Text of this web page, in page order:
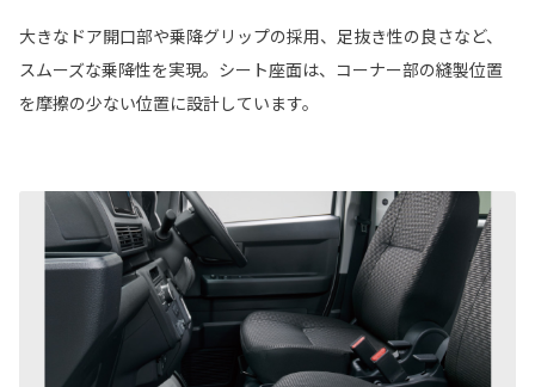
大きなドア開口部や乗降グリップの採用、足抜き性の良さなど、
スムーズな乗降性を実現。シート座面は、コーナー部の縫製位置
を摩擦の少ない位置に設計しています。